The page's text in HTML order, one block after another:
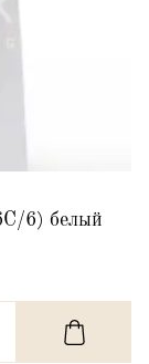
6) белый